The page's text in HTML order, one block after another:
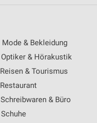
Mode & Bekleidung
Optiker & Hörakustik
Reisen & Tourismus
Restaurant
Schreibwaren & Büro
Schuhe